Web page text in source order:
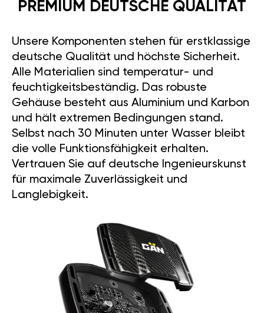
PREMIUM DEUTSCHE QUALITÄT
Unsere Komponenten stehen für erstklassige
deutsche Qualität und höchste Sicherheit.
Alle Materialien sind temperatur- und
feuchtigkeitsbeständig. Das robuste
Gehäuse besteht aus Aluminium und Karbon
und hält extremen Bedingungen stand.
Selbst nach 30 Minuten unter Wasser bleibt
die volle Funktionsfähigkeit erhalten.
Vertrauen Sie auf deutsche Ingenieurskunst
für maximale Zuverlässigkeit und
Langlebigkeit.